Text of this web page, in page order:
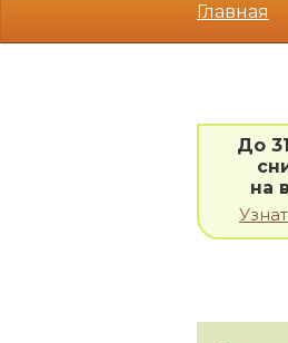
Главная
До
на